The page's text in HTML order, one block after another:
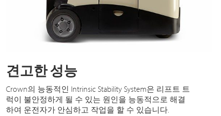
견고한 성능
Crown의 능동적인 Intrinsic Stability System은 리프트 트
럭이 불안정하게 될 수 있는 원인을 능동적으로 해결
하여 운전자가 안심하고 작업을 할 수 있습니다.